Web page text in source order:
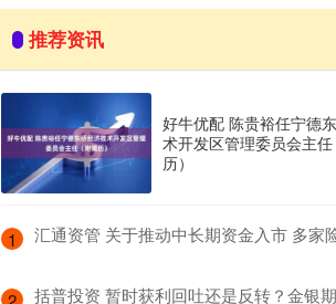
推荐资讯
好牛优配 陈贵裕任宁德
术开发区管理委员会主
历）
1 汇通资管 关于推动中长期资金入市 多家
括普投资 暂时获利回吐还是反转？金银